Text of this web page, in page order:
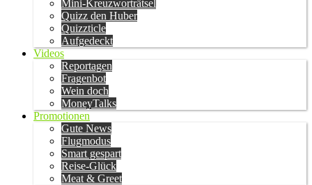
Mini-Kreuzworträtsel
Quizz den Huber
Quizzticle
Aufgedeckt
Videos
Reportagen
Fragenbot
Wein doch
MoneyTalks
Promotionen
Gute News
Flugmodus
Smart gespart
Reise-Glück
Meat & Greet